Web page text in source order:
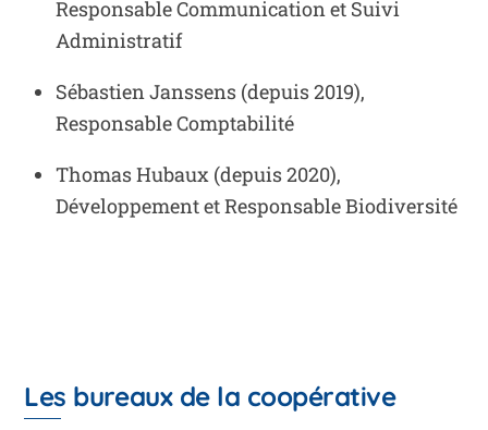
Responsable Communication et Suivi
Administratif
Sébastien Janssens (depuis 2019),
Responsable Comptabilité
Thomas Hubaux (depuis 2020),
Développement et Responsable Biodiversité
Les bureaux de la coopérative